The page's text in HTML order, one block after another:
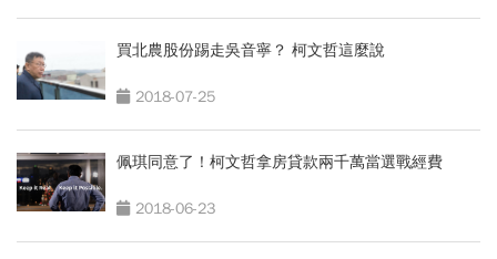
買北農股份踢走吳音寧？ 柯文哲這麼說
2018-07-25
佩琪同意了！柯文哲拿房貸款兩千萬當選戰經費
2018-06-23